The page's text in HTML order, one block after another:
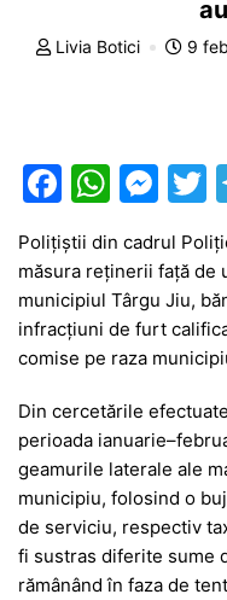
Livia Botici 9
F
a
c
e
b
o
o
k
W
at
s
A
p
p
M
s
s
e
n
g
er
Polițiștii din cadrul
măsura reținerii față de
municipiul Târgu Jiu,
infracțiuni de furt
comise pe raza
Din cercetările
perioada
geamurile laterale ale
municipiu, folosind o
de serviciu, respectiv
fi sustras diferite sume
rămânând în faza de